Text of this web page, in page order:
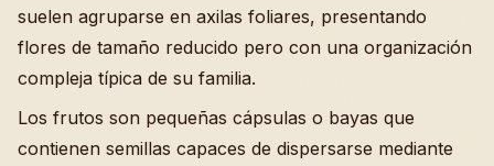
suelen agruparse en axilas foliares, presentando
flores de tamaño reducido pero con una organización
compleja típica de su familia.
Los frutos son pequeñas cápsulas o bayas que
contienen semillas capaces de dispersarse mediante